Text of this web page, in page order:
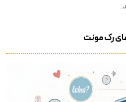
رک مونت